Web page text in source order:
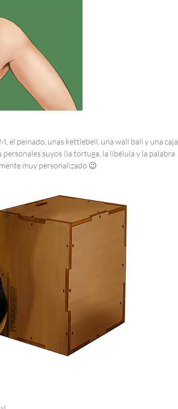
el peinado, unas kettlebell, una wall ball y una caja
suyos (la tortuga, la libélula y la palabra
muy personalizado 😉